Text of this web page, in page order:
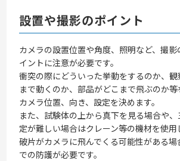
設置や撮影のポイント
カメラの設置位置や角度、照明など、撮
イントに注意が必要です。
衝突の際にどういった挙動をするのか、
まで動くのか、部品がどこまで飛ぶのか等
カメラ位置、向き、設定を決めます。
また、試験体の上から真下を見る場合や
定が難しい場合はクレーン等の機材を使用
破片がカメラに飛んでくる可能性がある
での防護が必要です。